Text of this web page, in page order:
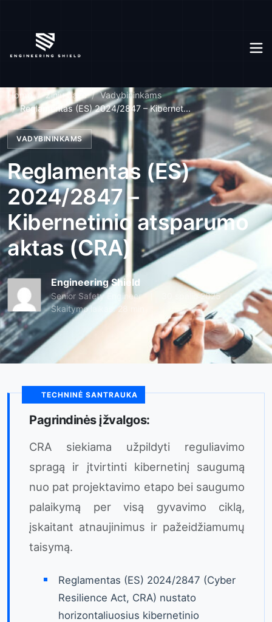
Home Žinių bazė
Vadybininkams
Reglamentas (ES) 2024/2847 – Kibernet...
VADYBININKAMS
Reglamentas (ES)
2024/2847 –
Kibernetinio atsparumo
aktas (CRA)
Engineering Shield
Senior Safety Engineer
30 spalio 2025
Skaitymo laikas: 28 min
TECHNINĖ SANTRAUKA
Pagrindinės įžvalgos:
CRA siekiama užpildyti reguliavimo
spragą ir įtvirtinti kibernetinį saugumą
nuo pat projektavimo etapo bei saugumo
palaikymą per visą gyvavimo ciklą,
įskaitant atnaujinimus ir pažeidžiamumų
taisymą.
Reglamentas (ES) 2024/2847 (Cyber
Resilience Act, CRA) nustato
horizontaliuosius kibernetinio